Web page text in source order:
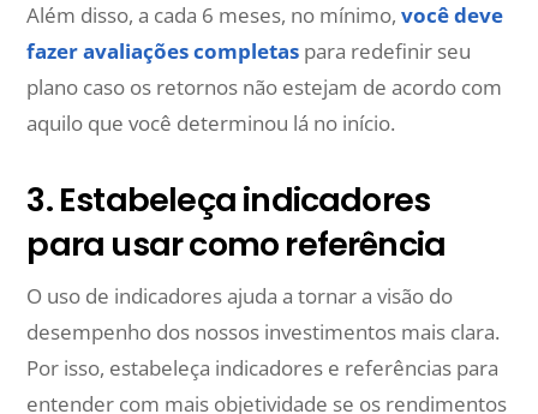
Além disso, a cada 6 meses, no mínimo,você deve
fazer avaliações completas para redefinir seu
plano caso os retornos não estejam de acordo com
aquilo que você determinou lá no início.
3. Estabeleça indicadores
para usar como referência
O uso de indicadores ajuda a tornar a visão do
desempenho dos nossos investimentos mais clara.
Por isso, estabeleça indicadores e referências para
entender com mais objetividade se os rendimentos